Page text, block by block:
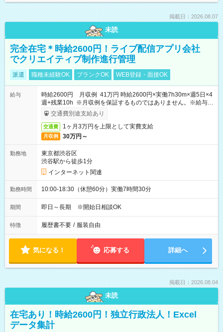
掲載日：2026.08.07
未読
完全在宅＊時給2600円！ライブ配信アプリ会社
でクリエイティブ制作進行管理
派遣 職種未経験OK ブランクOK WEB登録・面接OK
給与
時給2600円 月収例 41万円 時給2600円×実働7h30m×週5日×4
週+残業10h ※月収例を保証するものではありません。※給与即
受取りサービス利用可（利用条件有）
交通費別途支給あり
交通費 1ヶ月3万円を上限として実費支給
月収例 30万円～
勤務地
東京都渋谷区
渋谷駅から徒歩1分
インターネット関連
勤務時間 10:00-18:30（休憩60分）実働7時間30分
期間 即日～長期 ※開始日相談OK
特徴 履歴書不要 / 服装自由
気になる！ 応募する 詳細へ
掲載日：2026.08.04
未読
在宅あり！時給2600円！独立行政法人！Excel
データ集計